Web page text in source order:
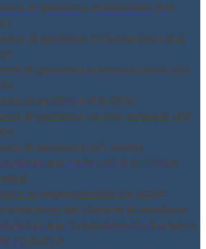
di gestione ambientale ISO
di gestione informazione ISO
di gestione anticorruzione ISO
di gestione ISO 3834
di gestione rischio stradale ISO
di gestione ISO 45001
per i Sistemi di gestione
di responsabilità SA 8000
dei Sistemi di gestione
per il regolamento Europeo
2016/679